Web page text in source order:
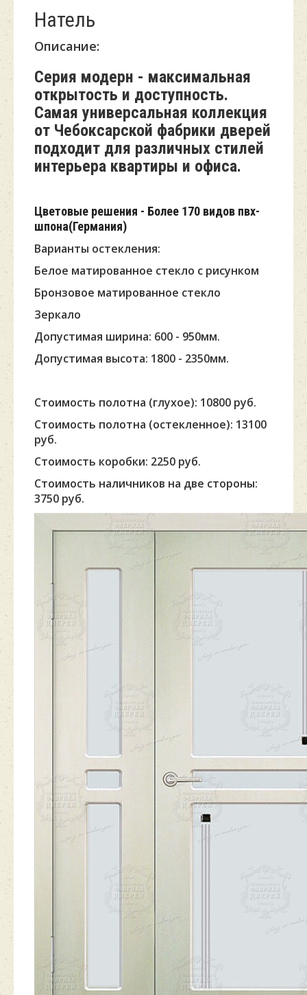
Натель
Описание:
Серия модерн - максимальная
открытость и доступность.
Самая универсальная коллекция
от Чебоксарской фабрики дверей
подходит для различных стилей
интерьера квартиры и офиса.
Цветовые решения - Более 170 видов пвх-
шпона(Германия)
Варианты остекления:
Белое матированное стекло с рисунком
Бронзовое матированное стекло
Зеркало
Допустимая ширина: 600 - 950мм.
Допустимая высота: 1800 - 2350мм.
Стоимость полотна (глухое): 10800 руб.
Стоимость полотна (остекленное): 13100
руб.
Стоимость коробки: 2250 руб.
Стоимость наличников на две стороны:
3750 руб.